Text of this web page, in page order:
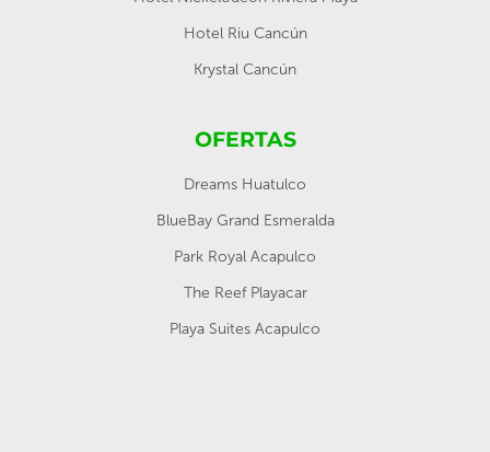
Hotel Riu Cancún
Krystal Cancún
OFERTAS
Dreams Huatulco
BlueBay Grand Esmeralda
Park Royal Acapulco
The Reef Playacar
Playa Suites Acapulco